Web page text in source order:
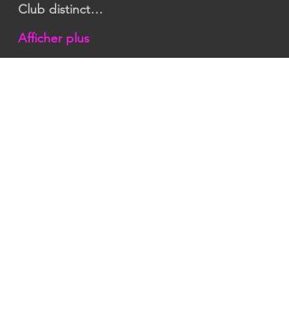
Club distinct…
Afficher plus